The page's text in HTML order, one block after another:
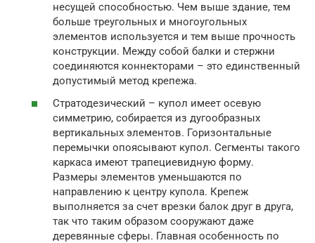
несущей способностью. Чем выше здание, тем
больше треугольных и многоугольных
элементов используется и тем выше прочность
конструкции. Между собой балки и стержни
соединяются коннекторами – это единственный
допустимый метод крепежа.
Стратодезический – купол имеет осевую
симметрию, собирается из дугообразных
вертикальных элементов. Горизонтальные
перемычки опоясывают купол. Сегменты такого
каркаса имеют трапециевидную форму.
Размеры элементов уменьшаются по
направлению к центру купола. Крепеж
выполняется за счет врезки балок друг в друга,
так что таким образом сооружают даже
деревянные сферы. Главная особенность по